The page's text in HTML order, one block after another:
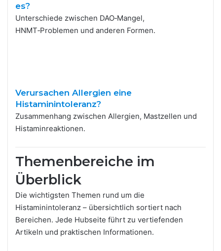
es?
Unterschiede zwischen DAO‑Mangel,
HNMT‑Problemen und anderen Formen.
Verursachen Allergien eine
Histaminintoleranz?
Zusammenhang zwischen Allergien, Mastzellen und
Histaminreaktionen.
Themenbereiche im
Überblick
Die wichtigsten Themen rund um die
Histaminintoleranz – übersichtlich sortiert nach
Bereichen. Jede Hubseite führt zu vertiefenden
Artikeln und praktischen Informationen.